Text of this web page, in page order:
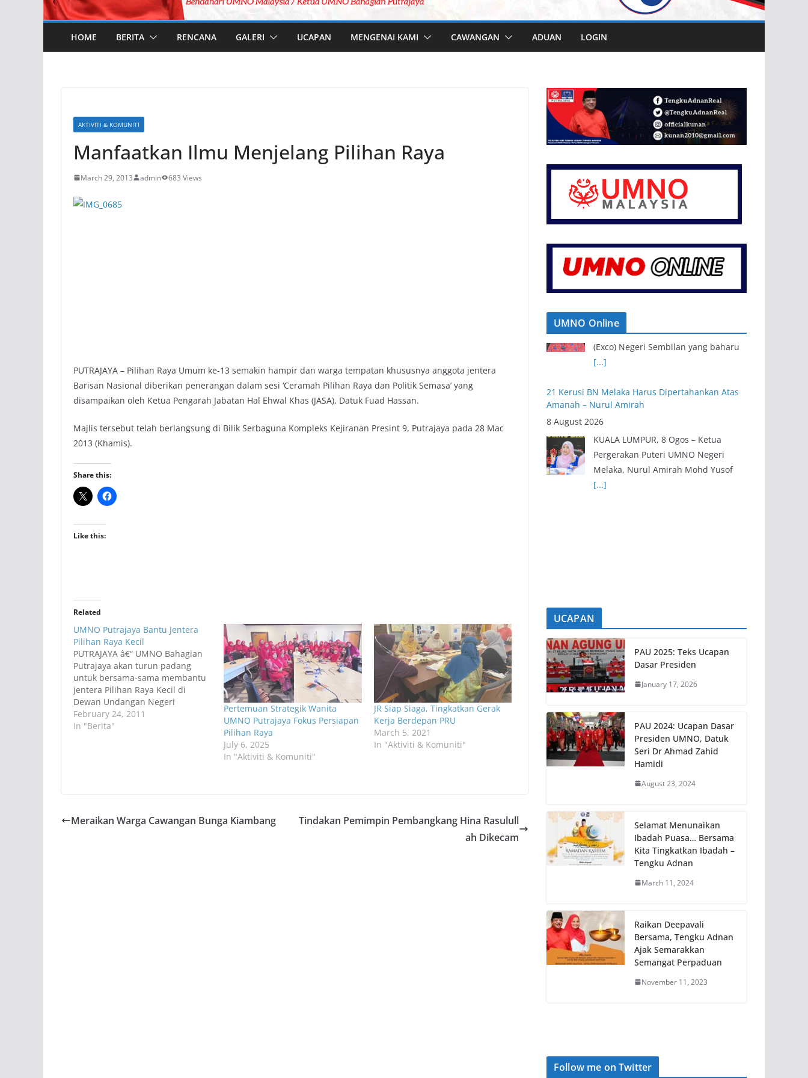
HOME BERITA RENCANA GALERI UCAPAN MENGENAI KAMI CAWANGAN ADUAN LOGIN
AKTIVITI & KOMUNITI
Manfaatkan Ilmu Menjelang Pilihan Raya
March 29, 2013 admin 683 Views
PUTRAJAYA – Pilihan Raya Umum ke-13 semakin hampir dan warga tempatan khususnya anggota jentera
Barisan Nasional diberikan penerangan dalam sesi ‘Ceramah Pilihan Raya dan Politik Semasa’ yang
disampaikan oleh Ketua Pengarah Jabatan Hal Ehwal Khas (JASA), Datuk Fuad Hassan.
Majlis tersebut telah berlangsung di Bilik Serbaguna Kompleks Kejiranan Presint 9, Putrajaya pada 28 Mac
2013 (Khamis).
Share this:
Like this:
Related
UMNO Putrajaya Bantu Jentera
Pilihan Raya Kecil
PUTRAJAYA â€“ UMNO Bahagian
Putrajaya akan turun padang
untuk bersama-sama membantu
jentera Pilihan Raya Kecil di
Dewan Undangan Negeri
Merlimau, Melaka dan Dewan
Undangan Negeri Kerdau,
February 24, 2011
In "Berita"
Pertemuan Strategik Wanita
UMNO Putrajaya Fokus Persiapan
Pilihan Raya
July 6, 2025
In "Aktiviti & Komuniti"
JR Siap Siaga, Tingkatkan Gerak
Kerja Berdepan PRU
March 5, 2021
In "Aktiviti & Komuniti"
Meraikan Warga Cawangan Bunga Kiambang
Tindakan Pemimpin Pembangkang Hina Rasulull
ah Dikecam
UMNO Online
21 Kerusi BN Melaka Harus Dipertahankan Atas
Amanah – Nurul Amirah
KUALA LUMPUR, 8 Ogos – Ketua
Pergerakan Puteri UMNO Negeri
Melaka, Nurul Amirah Mohd Yusof
[...]
Exco Baharu Negeri Sembilan Tekad Terjemah
Amanah, Perkasa Agenda Rakyat
UCAPAN
PAU 2025: Teks Ucapan
Dasar Presiden
January 17, 2026
PAU 2024: Ucapan Dasar
Presiden UMNO, Datuk
Seri Dr Ahmad Zahid
Hamidi
August 23, 2024
Selamat Menunaikan
Ibadah Puasa… Bersama
Kita Tingkatkan Ibadah –
Tengku Adnan
March 11, 2024
Raikan Deepavali
Bersama, Tengku Adnan
Ajak Semarakkan
Semangat Perpaduan
November 11, 2023
Follow me on Twitter